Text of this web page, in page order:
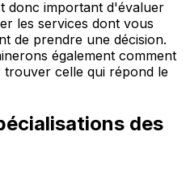
donc important d'évaluer
les services dont vous
de prendre une décision.
également comment
celle qui répond le
des